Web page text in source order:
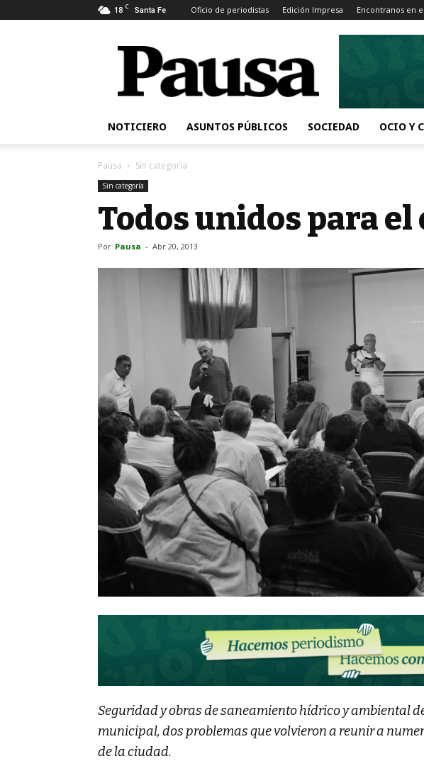
18 C Santa Fe Oficio de periodistas Edición Impresa Encontranos en
Pausa
NOTICIERO ASUNTOS PÚBLICOS SOCIEDAD OCIO Y
Pausa Sin categoría
Sin categoría
Todos unidos para el
Por Pausa - Abr 20, 2013
Seguridad y obras de saneamiento hídrico y ambiental
municipal, dos problemas que volvieron a reunir a
de la ciudad.